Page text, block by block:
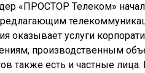
«ПРОСТОР Телеком»
оказывает услуги
производственным
также есть и частные